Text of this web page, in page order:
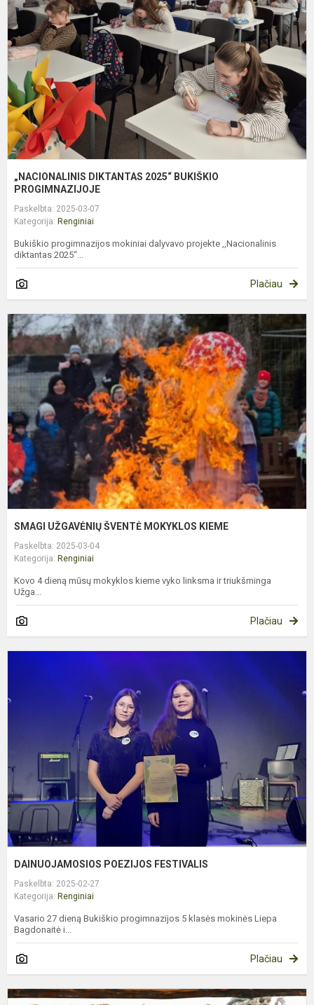
„NACIONALINIS DIKTANTAS 2025“ BUKIŠKIO
PROGIMNAZIJOJE
Paskelbta: 2025-03-07
Kategorija: Renginiai
Bukiškio progimnazijos mokiniai dalyvavo projekte ,,Nacionalinis
diktantas 2025“...
Plačiau
SMAGI UŽGAVĖNIŲ ŠVENTĖ MOKYKLOS KIEME
Paskelbta: 2025-03-04
Kategorija: Renginiai
Kovo 4 dieną mūsų mokyklos kieme vyko linksma ir triukšminga
Užga...
Plačiau
DAINUOJAMOSIOS POEZIJOS FESTIVALIS
Paskelbta: 2025-02-27
Kategorija: Renginiai
Vasario 27 dieną Bukiškio progimnazijos 5 klasės mokinės Liepa
Bagdonaitė i...
Plačiau